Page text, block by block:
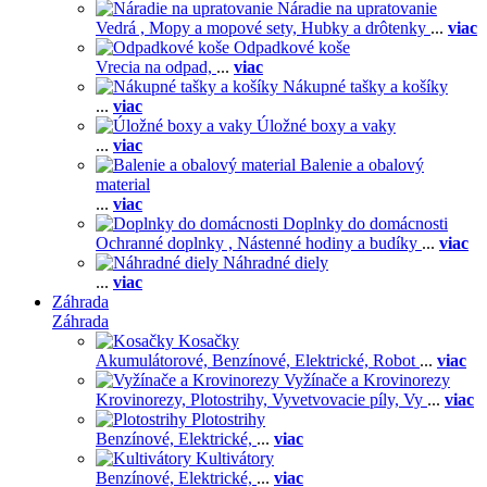
Náradie na upratovanie
Vedrá , Mopy a mopové sety, Hubky a drôtenky ... viac
Odpadkové koše
Vrecia na odpad, ... viac
Nákupné tašky a košíky
... viac
Úložné boxy a vaky
... viac
Balenie a obalový
material
... viac
Doplnky do domácnosti
Ochranné doplnky , Nástenné hodiny a budíky ... viac
Náhradné diely
... viac
Záhrada
Záhrada
Kosačky
Akumulátorové, Benzínové, Elektrické, Robot ... viac
Vyžínače a Krovinorezy
Krovinorezy, Plotostrihy, Vyvetvovacie píly, Vy ... viac
Plotostrihy
Benzínové, Elektrické, ... viac
Kultivátory
Benzínové, Elektrické, ... viac